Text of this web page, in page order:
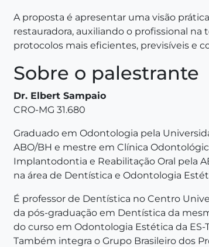
A proposta é apresentar uma visão
restauradora, auxiliando o profissional na
protocolos mais eficientes, previsíveis e
Sobre o palestrante
Dr. Elbert Sampaio
CRO-MG 31.680
Graduado em Odontologia pela
ABO/BH e mestre em Clínica
Implantodontia e Reabilitação Oral pela
na área de Dentística e Odontologia
É professor de Dentística no Centro
da pós-graduação em Dentística da
do curso em Odontologia Estética da ES-
Também integra o Grupo Brasileiro dos